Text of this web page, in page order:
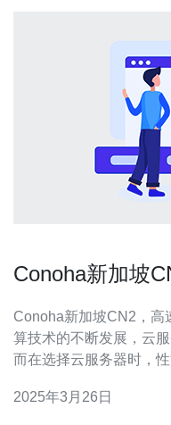
Conoha新加坡
Conoha新加坡CN2，高速稳
算技术的不断发展，云
而在选择云服务器时，
颖而出，成为了用户的首选。 Conoha新加坡
2025年3月26日